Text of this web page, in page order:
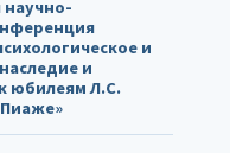
и
и
юбилеям Л.С.